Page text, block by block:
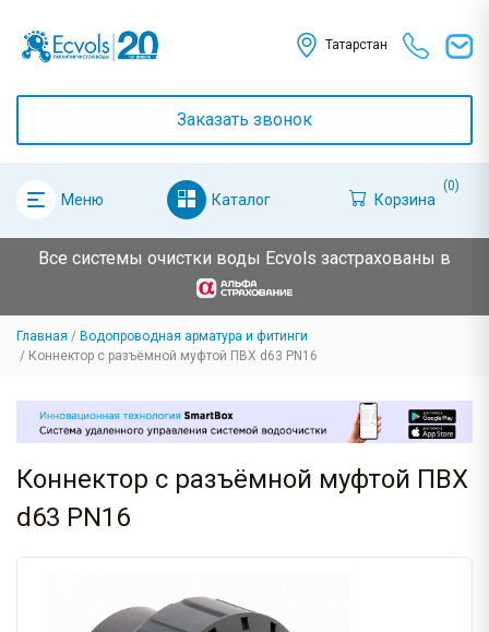
Татарстан
Заказать звонок
Меню Каталог Корзина
(0)
Все системы очистки воды Ecvols застрахованы в
Главная
Водопроводная арматура и фитинги
Коннектор с разъёмной муфтой ПВХ d63 PN16
Коннектор с разъёмной муфтой ПВХ
d63 PN16